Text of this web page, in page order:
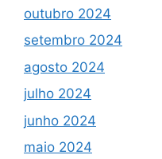
outubro 2024
setembro 2024
agosto 2024
julho 2024
junho 2024
maio 2024